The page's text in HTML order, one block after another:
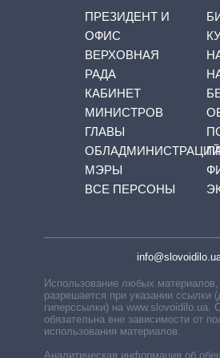
ПРЕЗИДЕНТ И
ОФИС
ВЕРХОВНАЯ
РАДА
КАБИНЕТ
МИНИСТРОВ
ГЛАВЫ
ОБЛАДМИНИСТРАЦИЙ
МЭРЫ
ВСЕ ПЕРСОНЫ
Использование любых
разрешается при указании ссылки
гиперссылки) на www.slovoidilo.ua.
обязательна вне зависимости от
использования материалов.
Аналитическая информация об